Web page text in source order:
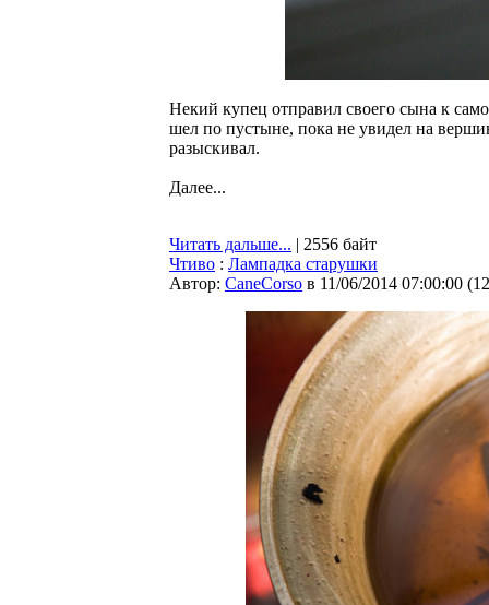
Некий купец отправил своего сына к
шел по пустыне, пока не увидел на
разыскивал.
Далее...
Читать дальше... | 2556 байт
Чтиво : Лампадка старушки
Автор: CaneCorso в 11/06/2014 07:00:00 (